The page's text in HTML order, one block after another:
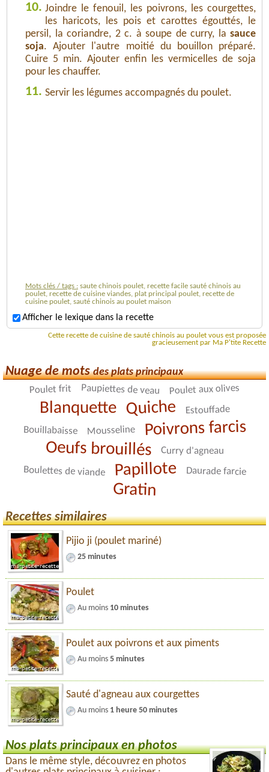
10. Joindre le fenouil, les poivrons, les courgettes,
les haricots, les pois et carottes égouttés, le
persil, la coriandre, 2 c. à soupe de curry, la sauce
soja. Ajouter l'autre moitié du bouillon préparé.
Cuire 5 min. Ajouter enfin les vermicelles de soja
pour les chauffer.
11. Servir les légumes accompagnés du poulet.
Mots clés / tags : saute chinois poulet, recette facile sauté chinois au
poulet, recette de cuisine viandes, plat principal poulet, recette de
cuisine poulet, sauté chinois au poulet maison
Afficher le lexique dans la recette
Cette recette de cuisine de sauté chinois au poulet vous est proposée
gracieusement par Ma P'tite Recette
Nuage de motsdes plats principaux
Poulet frit Paupiettes de veau Poulet aux olives
Blanquette Quiche Estouffade
Bouillabaisse Mousseline Poivrons farcis
Oeufs brouillés Curry d'agneau
Boulettes de viande Papillote Daurade farcie
Gratin
Recettes similaires
Pijio ji (poulet mariné)
25 minutes
Poulet
Au moins 10 minutes
Poulet aux poivrons et aux piments
Au moins 5 minutes
Sauté d'agneau aux courgettes
Au moins 1 heure 50 minutes
Nos plats principaux en photos
Dans le même style, découvrez en photos